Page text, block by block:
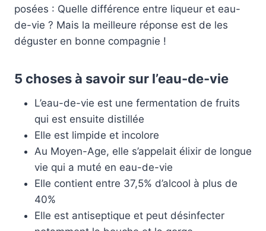
posées : Quelle différence entre liqueur et eau-
de-vie ? Mais la meilleure réponse est de les
déguster en bonne compagnie !
5 choses à savoir sur l’eau-de-vie
L’eau-de-vie est une fermentation de fruits
qui est ensuite distillée
Elle est limpide et incolore
Au Moyen-Age, elle s’appelait élixir de longue
vie qui a muté en eau-de-vie
Elle contient entre 37,5% d’alcool à plus de
40%
Elle est antiseptique et peut désinfecter